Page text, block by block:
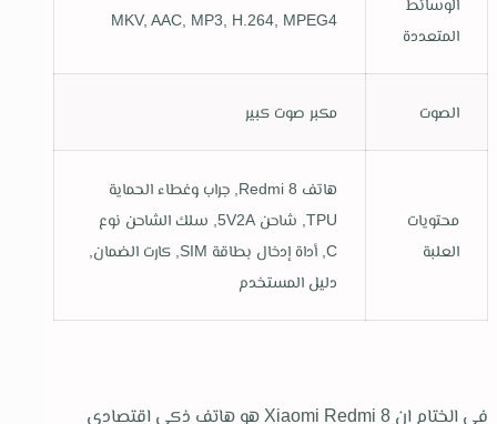
الوسائط
المتعددة
MKV, AAC, MP3, H.264, MPEG4
الصوت مكبر صوت كبير
محتويات
العلبة
هاتف Redmi 8, جراب وغطاء الحماية
TPU, شاحن 5V2A, سلك الشاحن نوع
C, أداة إدخال بطاقة SIM, كارت الضمان,
دليل المستخدم
فى الختام ان Xiaomi Redmi 8 هو هاتف ذكي اقتصادي